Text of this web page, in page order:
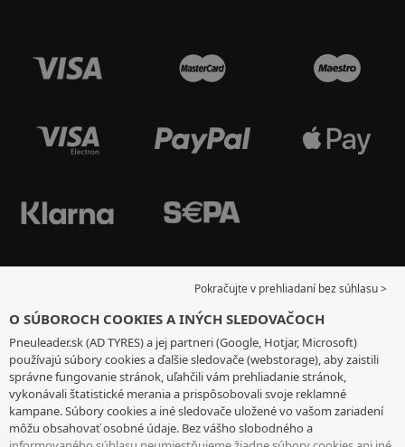
Pokračujte v prehliadaní bez súhlasu >
O SÚBOROCH COOKIES A INÝCH SLEDOVAČOCH
Pneuleader.sk (AD TYRES) a jej partneri (Google, Hotjar, Microsoft)
používajú súbory cookies a ďalšie sledovače (webstorage), aby zaistili
správne fungovanie stránok, uľahčili vám prehliadanie stránok,
vykonávali štatistické merania a prispôsobovali svoje reklamné
kampane. Súbory cookies a iné sledovače uložené vo vašom zariadení
môžu obsahovať osobné údaje. Bez vášho slobodného a